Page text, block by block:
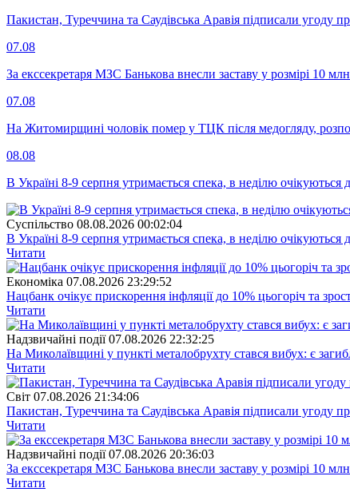
Пакистан, Туреччина та Саудівська Аравія підписали угоду
07.08
За екссекретаря МЗС Банькова внесли заставу у розмірі 10
07.08
На Житомирщині чоловік помер у ТЦК після медогляду,
08.08
В Україні 8-9 серпня утримається спека, в неділю очікуються
Суспiльство 08.08.2026 00:02:04
В Україні 8-9 серпня утримається спека, в неділю очікуються
Читати
Економіка 07.08.2026 23:29:52
Нацбанк очікує прискорення інфляції до 10% цьогоріч та
Читати
Надзвичайні події 07.08.2026 22:32:25
На Миколаївщині у пункті металобрухту стався вибух: є
Читати
Свiт 07.08.2026 21:34:06
Пакистан, Туреччина та Саудівська Аравія підписали угоду
Читати
Надзвичайні події 07.08.2026 20:36:03
За екссекретаря МЗС Банькова внесли заставу у розмірі 10
Читати